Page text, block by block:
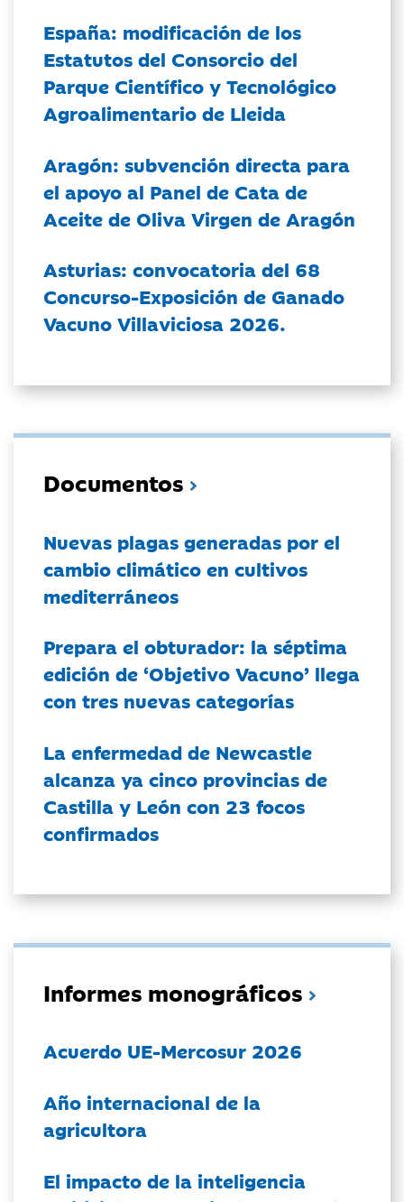
España: modificación de los
Estatutos del Consorcio del
Parque Científico y Tecnológico
Agroalimentario de Lleida
Aragón: subvención directa para
el apoyo al Panel de Cata de
Aceite de Oliva Virgen de Aragón
Asturias: convocatoria del 68
Concurso-Exposición de Ganado
Vacuno Villaviciosa 2026.
Documentos
Nuevas plagas generadas por el
cambio climático en cultivos
mediterráneos
Prepara el obturador: la séptima
edición de ‘Objetivo Vacuno’ llega
con tres nuevas categorías
La enfermedad de Newcastle
alcanza ya cinco provincias de
Castilla y León con 23 focos
confirmados
Informes monográficos
Acuerdo UE-Mercosur 2026
Año internacional de la
agricultora
El impacto de la inteligencia